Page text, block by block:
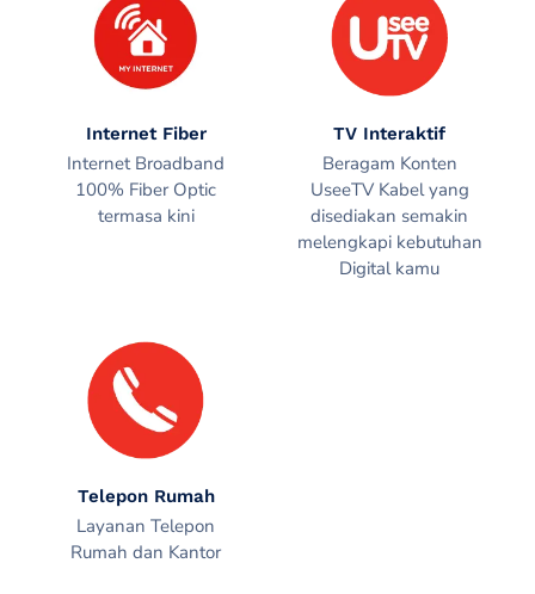
Internet Fiber
Internet Broadband
100% Fiber Optic
termasa kini
TV Interaktif
Beragam Konten
UseeTV Kabel yang
disediakan semakin
melengkapi kebutuhan
Digital kamu
Telepon Rumah
Layanan Telepon
Rumah dan Kantor